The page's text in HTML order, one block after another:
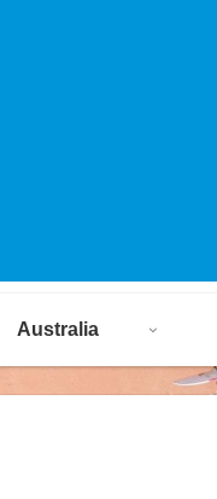
Australia